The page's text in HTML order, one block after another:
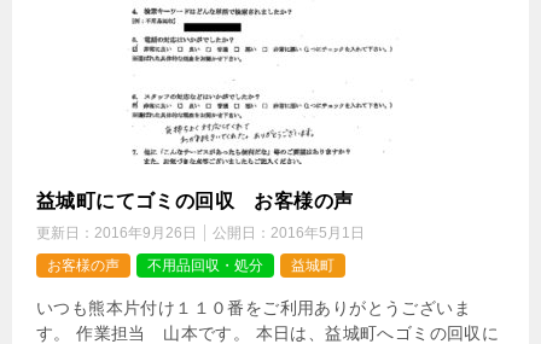
益城町にてゴミの回収 お客様の声
更新日： 2016年9月26日 公開日： 2016年5月1日
お客様の声
不用品回収・処分 益城町
いつも熊本片付け１１０番をご利用ありがとうございま
す。 作業担当 山本です。 本日は、益城町へゴミの回収に